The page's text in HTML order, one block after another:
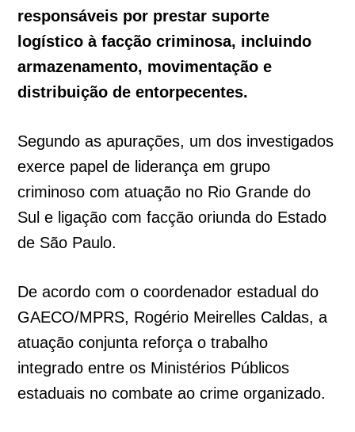
responsáveis por prestar suporte
logístico à facção criminosa, incluindo
armazenamento, movimentação e
distribuição de entorpecentes.
Segundo as apurações, um dos investigados
exerce papel de liderança em grupo
criminoso com atuação no Rio Grande do
Sul e ligação com facção oriunda do Estado
de São Paulo.
De acordo com o coordenador estadual do
GAECO/MPRS, Rogério Meirelles Caldas, a
atuação conjunta reforça o trabalho
integrado entre os Ministérios Públicos
estaduais no combate ao crime organizado.